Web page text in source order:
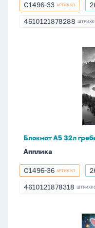
С1496-
33
С1496-33 АРТИКУЛ
4610121878288
4610121878288
Блокнот А5 32л
Апплика
С1496-
36
С1496-36 АРТИКУЛ
4610121878318
4610121878318